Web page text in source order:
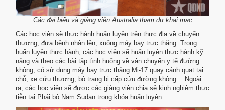
Các đại biểu và giảng viên Australia tham dự khai mạc
Các học viên sẽ thực hành huấn luyện trên thực địa về chuyển
thương, đưa bệnh nhân lên, xuống máy bay trực thăng. Trong
huấn luyện thực hành, các học viên sẽ huấn luyện thực hành kỹ
năng và theo các bài tập tình huống về vận chuyển y tế đường
không, có sử dụng máy bay trực thăng Mi-17 quay cánh quạt tại
chỗ, xe cứu thương, bộ trang bị cấp cứu đường không… Ngoài
ra, các học viên sẽ được các giảng viên chia sẻ kinh nghiệm thực
tiễn tại Phái bộ Nam Sudan trong khóa huấn luyện.